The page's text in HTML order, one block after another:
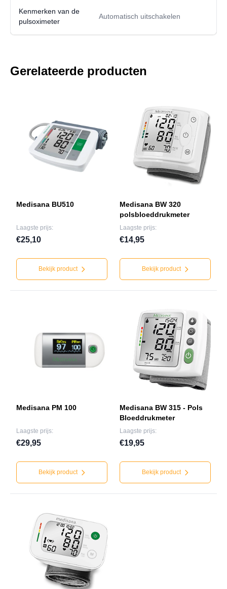
Kenmerken van de
pulsoximeter
Automatisch uitschakelen
Gerelateerde producten
Medisana BU510
Laagste prijs:
€25,10
Bekijk product
Medisana BW 320
polsbloeddrukmeter
Laagste prijs:
€14,95
Bekijk product
Medisana PM 100
Laagste prijs:
€29,95
Bekijk product
Medisana BW 315 - Pols
Bloeddrukmeter
Laagste prijs:
€19,95
Bekijk product